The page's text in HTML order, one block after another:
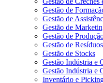
Gestão de
Gestão de
Gestão de
Gestão de
Gestão de Resíduos
Gestão de Stocks
Gestão Indústria e
Gestão Indústria e
Inventário e